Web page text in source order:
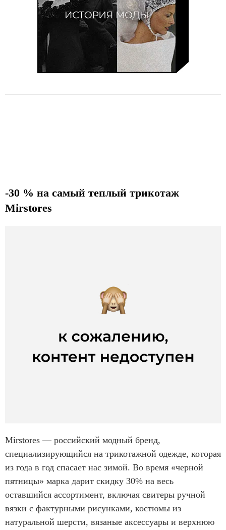
-30 % на самый теплый трикотаж
Mirstores
Mirstores — российский модный бренд,
специализирующийся на трикотажной одежде, которая
из года в год спасает нас зимой. Во время «черной
пятницы» марка дарит скидку 30% на весь
оставшийся ассортимент, включая свитеры ручной
вязки с фактурными рисунками, костюмы из
натуральной шерсти, вязаные аксессуары и верхнюю